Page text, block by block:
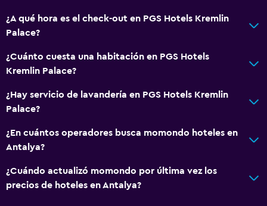
Tetera eléctrica
Restaurante
La comida se puede entregar en el alojamiento
Bar de tapas
Tetera
¿A qué hora es el check-out en PGS Hotels Kremlin
Palace?
¿Cuánto cuesta una habitación en PGS Hotels
Kremlin Palace?
¿Hay servicio de lavandería en PGS Hotels Kremlin
Palace?
¿En cuántos operadores busca momondo hoteles en
Antalya?
¿Cuándo actualizó momondo por última vez los
precios de hoteles en Antalya?